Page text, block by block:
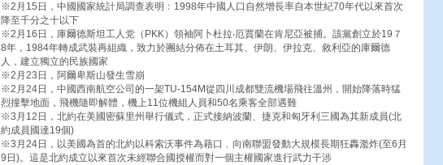
※2月15日，中國國家統計局調查表明﹕1998年中國人口自然增長率自本世紀70年代以來首次
降至千分之十以下
※2月16日，庫爾德斯坦工人党（PKK）領袖阿卜杜拉‧厄賈蘭在肯尼亞被捕。該黨創立於19７
8年，1984年轉成武裝再組織，致力於團結分佈在土耳其、伊朗、伊拉克、敘利亞的庫爾德
人，建立獨立的民族國家
※2月23日，阿爾卑斯山發生雪崩
※2月24日，中國西南航空公司的一架TU-154M從四川成都雙流機場飛往溫州，開始降落時猛
烈撞擊地面，飛機隨即解體，機上11位機組人員和50名乘客全部遇難
※3月12日，北約在美國密蘇里州舉行儀式，正式接納波蘭、捷克和匈牙利三國為其新成員(北
約成員國達19個)
※3月24日，以美國為首的北約以科索沃事件為藉口﹐向南聯盟發動大規模長期狂轟濫炸(至6月
9日)。這是北約成立以來首次未經聯合國授權而對一個主權國家進行武力干涉